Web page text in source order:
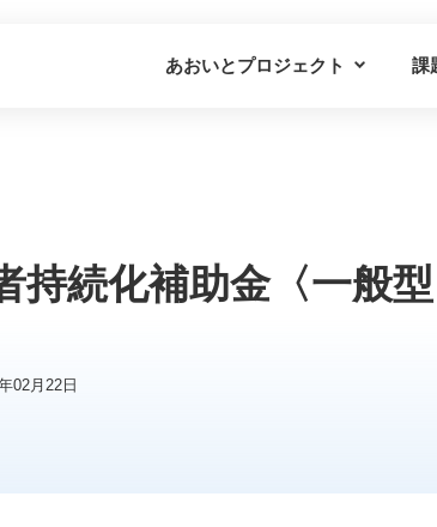
あおいとプロジェクト 課
持続化補助金〈一般
02月22日